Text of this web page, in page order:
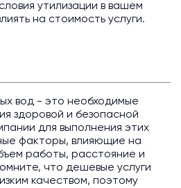
утилизации в вашем
на стоимость услуги.
вод - это необходимые
здоровой и безопасной
для выполнения этих
факторы, влияющие на
работы, расстояние и
что дешевые услуги
качеством, поэтому